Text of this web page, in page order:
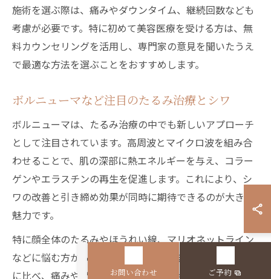
施術を選ぶ際は、痛みやダウンタイム、継続回数なども
考慮が必要です。特に初めて美容医療を受ける方は、無
料カウンセリングを活用し、専門家の意見を聞いたうえ
で最適な方法を選ぶことをおすすめします。
ボルニューマなど注目のたるみ治療とシワ
ボルニューマは、たるみ治療の中でも新しいアプローチ
として注目されています。高周波とマイクロ波を組み合
わせることで、肌の深部に熱エネルギーを与え、コラー
ゲンやエラスチンの再生を促進します。これにより、シ
ワの改善と引き締め効果が同時に期待できるのが大きな
魅力です。
特に顔全体のたるみやほうれい線、マリオネットライン
などに悩む方から高い支持を集めています。従来の施術
に比べ、痛みやダウンタイムが少ない点も人気の理由で
お問い合わせ ご予約